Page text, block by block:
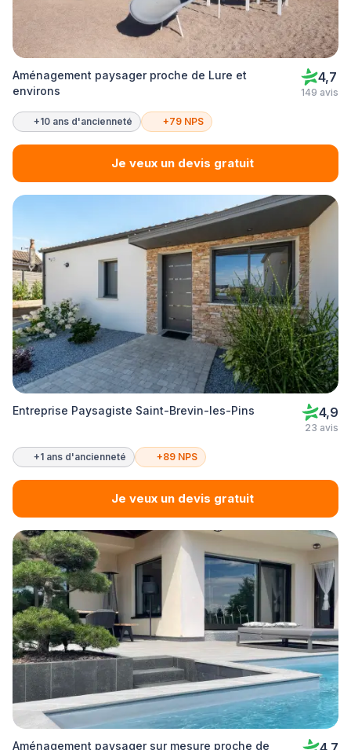
Aménagement paysager proche de Lure et
environs
4,7
149 avis
+10 ans d'ancienneté +79 NPS
Je veux un devis gratuit
Entreprise Paysagiste Saint-Brevin-les-Pins 4,9
23 avis
+1 ans d'ancienneté +89 NPS
Je veux un devis gratuit
Aménagement paysager sur mesure proche de